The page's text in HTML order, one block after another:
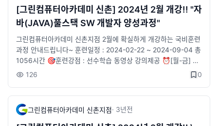
m/assets/data/ck_upload/_upload_a07f3343db8147e239
6c3fd07472f77f.jpg
[그린컴퓨터아카데미 신촌] 2024년 2월 개강!! "자
바(JAVA)풀스택 SW 개발자 양성과정"
그린컴퓨터아카데미 신촌지점 2월에 확실하게 개강하는 국비훈련
과정 안내드립니다~ 훈련일정 : 2024-02-22 ~ 2024-09-04 총
1056시간 🎯훈련강점 : 선수학습 동영상 강의제공 ⏰[월-금] 0
9:30-18:20 🚥과정운영 : 풀스택 개발능력 및 빅데이터UI 팀프
훈련장려금 지급과정 ✨수강을 희망하시면🛒수강신청 부탁드려
요! 🚞위치 : 2호선 신촌역 6번출구 앞 [5m] 📞전화 : 02-715-2
111 🐥카카오톡 채널 : http://pf.kakao.com/_tVjTxj
126 0
그린컴퓨터아카데미 신촌지점· 3년전